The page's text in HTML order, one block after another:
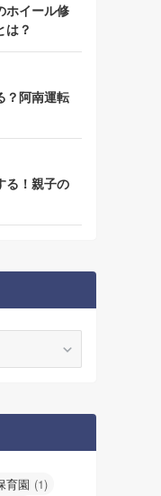
ホイール修
は？
？阿南運転
る！親子の
育園 (1)